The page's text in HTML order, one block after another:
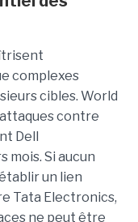
complexes
cibles. World
attaques contre
Dell
mois. Si aucun
un lien
Tata Electronics,
ne peut être